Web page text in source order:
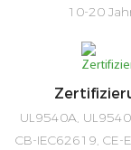
10-20
UL9540A,
CB-IEC62619, CE-